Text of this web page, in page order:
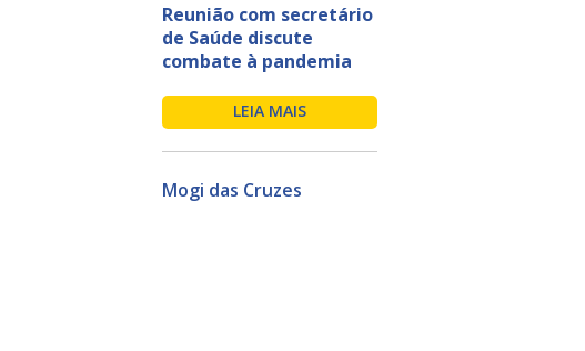
Reunião com secretário
de Saúde discute
combate à pandemia
LEIA MAIS
Mogi das Cruzes